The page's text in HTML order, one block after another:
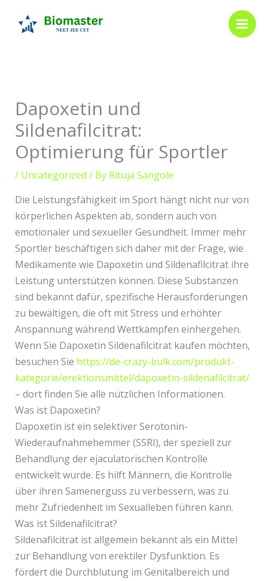
Dapoxetin und
Sildenafilcitrat:
Optimierung für Sportler
/ Uncategorized / By Rituja Sangole
Die Leistungsfähigkeit im Sport hängt nicht nur von
körperlichen Aspekten ab, sondern auch von
emotionaler und sexueller Gesundheit. Immer mehr
Sportler beschäftigen sich daher mit der Frage, wie
Medikamente wie Dapoxetin und Sildenafilcitrat ihre
Leistung unterstützen können. Diese Substanzen
sind bekannt dafür, spezifische Herausforderungen
zu bewältigen, die oft mit Stress und erhöhter
Anspannung während Wettkämpfen einhergehen.
Wenn Sie Dapoxetin Sildenafilcitrat kaufen möchten,
besuchen Sie https://de-crazy-bulk.com/produkt-
kategorie/erektionsmittel/dapoxetin-sildenafilcitrat/
– dort finden Sie alle nützlichen Informationen.
Was ist Dapoxetin?
Dapoxetin ist ein selektiver Serotonin-
Wiederaufnahmehemmer (SSRI), der speziell zur
Behandlung der ejaculatorischen Kontrolle
entwickelt wurde. Es hilft Männern, die Kontrolle
über ihren Samenerguss zu verbessern, was zu
mehr Zufriedenheit im Sexualleben führen kann.
Was ist Sildenafilcitrat?
Sildenafilcitrat ist allgemein bekannt als ein Mittel
zur Behandlung von erektiler Dysfunktion. Es
fördert die Durchblutung im Genitalbereich und